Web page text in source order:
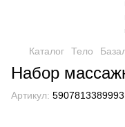
Каталог Тело
Набор
Артикул: 5907813389993